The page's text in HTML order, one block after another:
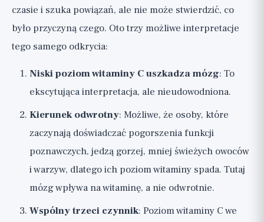
czasie i szuka powiązań, ale nie może stwierdzić, co
było przyczyną czego. Oto trzy możliwe interpretacje
tego samego odkrycia:
Niski poziom witaminy C uszkadza mózg: To
ekscytująca interpretacja, ale nieudowodniona.
Kierunek odwrotny: Możliwe, że osoby, które
zaczynają doświadczać pogorszenia funkcji
poznawczych, jedzą gorzej, mniej świeżych owoców
i warzyw, dlatego ich poziom witaminy spada. Tutaj
mózg wpływa na witaminę, a nie odwrotnie.
Wspólny trzeci czynnik: Poziom witaminy C we